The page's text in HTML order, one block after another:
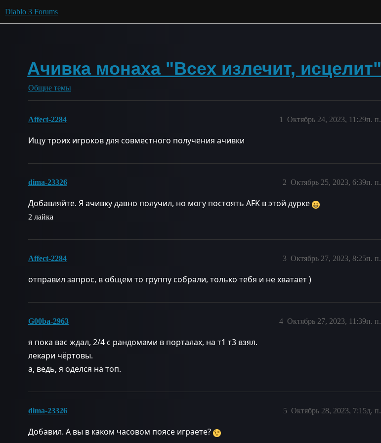
Diablo 3 Forums
Ачивка монаха "Всех излечит, исцелит"
Общие темы
Affect-2284 Октябрь 24, 2023, 11:29п. п.
1
Ищу троих игроков для совместного получения ачивки
dima-23326 Октябрь 25, 2023, 6:39п. п.
2
Добавляйте. Я ачивку давно получил, но могу постоять AFK в этой дурке
2 лайка
Affect-2284 Октябрь 27, 2023, 8:25п. п.
3
отправил запрос, в общем то группу собрали, только тебя и не хватает )
G00ba-2963 Октябрь 27, 2023, 11:39п. п.
4
я пока вас ждал, 2/4 с рандомами в порталах, на т1 т3 взял.
лекари чёртовы.
а, ведь, я оделся на топ.
dima-23326 Октябрь 28, 2023, 7:15д. п.
5
Добавил. А вы в каком часовом поясе играете?